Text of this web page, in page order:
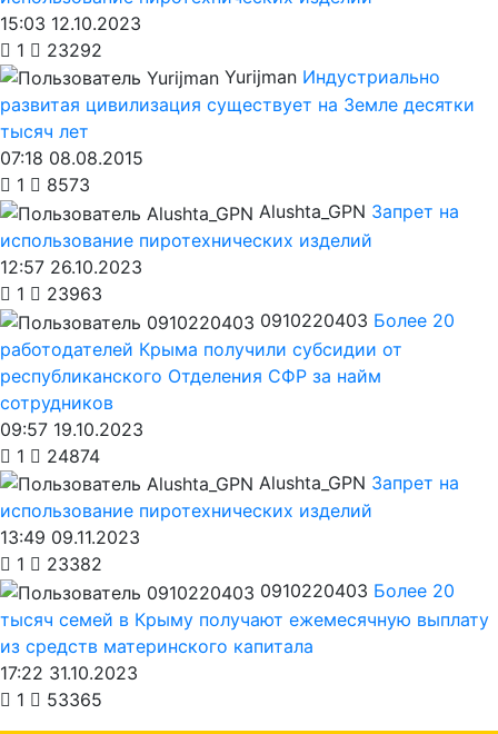
15:03 12.10.2023
1
23292
Yurijman Индустриально
развитая цивилизация существует на Земле десятки
тысяч лет
07:18 08.08.2015
1
8573
Alushta_GPN Запрет на
использование пиротехнических изделий
12:57 26.10.2023
1
23963
0910220403 Более 20
работодателей Крыма получили субсидии от
республиканского Отделения СФР за найм
сотрудников
09:57 19.10.2023
1
24874
Alushta_GPN Запрет на
использование пиротехнических изделий
13:49 09.11.2023
1
23382
0910220403 Более 20
тысяч семей в Крыму получают ежемесячную выплату
из средств материнского капитала
17:22 31.10.2023
1
53365